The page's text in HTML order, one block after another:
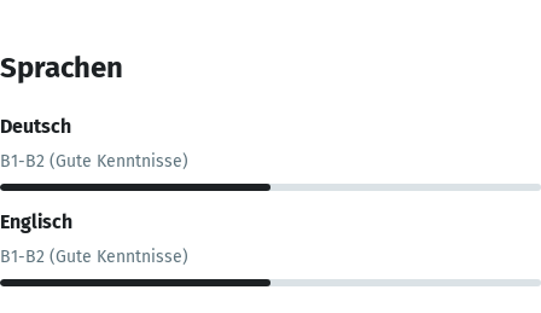
Sprachen
Deutsch
B1-B2 (Gute Kenntnisse)
Englisch
B1-B2 (Gute Kenntnisse)